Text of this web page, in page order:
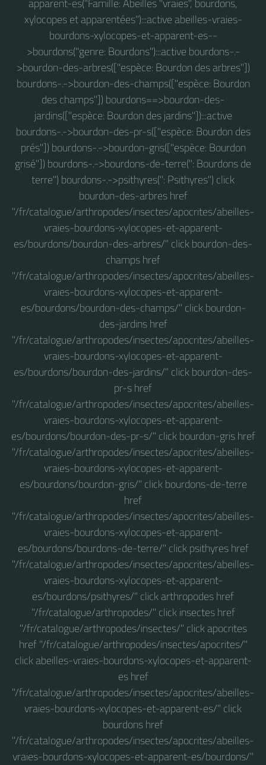
xylocopes et apparentées"):::active abeilles-vraies-
bourdons-xylocopes-et-apparent-es--
>bourdons("genre: Bourdons"):::active bourdons-.-
>bourdon-des-arbres(["espèce: Bourdon des arbres"])
bourdons-.->bourdon-des-champs(["espèce: Bourdon
des champs"]) bourdons==>bourdon-des-
jardins(["espèce: Bourdon des jardins"]):::active
bourdons-.->bourdon-des-pr-s(["espèce: Bourdon des
prés"]) bourdons-.->bourdon-gris(["espèce: Bourdon
grisé"]) bourdons-.->bourdons-de-terre(": Bourdons de
terre") bourdons-.->psithyres(": Psithyres") click
bourdon-des-arbres href
"/fr/catalogue/arthropodes/insectes/apocrites/abeilles-
vraies-bourdons-xylocopes-et-apparent-
es/bourdons/bourdon-des-arbres/" click bourdon-des-
champs href
"/fr/catalogue/arthropodes/insectes/apocrites/abeilles-
vraies-bourdons-xylocopes-et-apparent-
es/bourdons/bourdon-des-champs/" click bourdon-
des-jardins href
"/fr/catalogue/arthropodes/insectes/apocrites/abeilles-
vraies-bourdons-xylocopes-et-apparent-
es/bourdons/bourdon-des-jardins/" click bourdon-des-
pr-s href
"/fr/catalogue/arthropodes/insectes/apocrites/abeilles-
vraies-bourdons-xylocopes-et-apparent-
es/bourdons/bourdon-des-pr-s/" click bourdon-gris href
"/fr/catalogue/arthropodes/insectes/apocrites/abeilles-
vraies-bourdons-xylocopes-et-apparent-
es/bourdons/bourdon-gris/" click bourdons-de-terre
href
"/fr/catalogue/arthropodes/insectes/apocrites/abeilles-
vraies-bourdons-xylocopes-et-apparent-
es/bourdons/bourdons-de-terre/" click psithyres href
"/fr/catalogue/arthropodes/insectes/apocrites/abeilles-
vraies-bourdons-xylocopes-et-apparent-
es/bourdons/psithyres/" click arthropodes href
"/fr/catalogue/arthropodes/" click insectes href
"/fr/catalogue/arthropodes/insectes/" click apocrites
href "/fr/catalogue/arthropodes/insectes/apocrites/"
click abeilles-vraies-bourdons-xylocopes-et-apparent-
es href
"/fr/catalogue/arthropodes/insectes/apocrites/abeilles-
vraies-bourdons-xylocopes-et-apparent-es/" click
bourdons href
"/fr/catalogue/arthropodes/insectes/apocrites/abeilles-
vraies-bourdons-xylocopes-et-apparent-es/bourdons/"